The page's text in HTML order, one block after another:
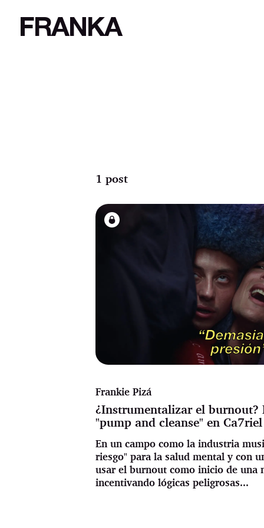
FRANKA
1 post
Frankie Pizá
¿Instrumentalizar el burnout?
"pump and cleanse" en
En un campo como la industria
riesgo" para la salud mental y con
usar el burnout como inicio de una
incentivando lógicas peligrosas...